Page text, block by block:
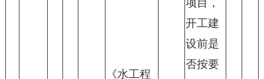
《水工程
项目，
开工建
设前是
否按要